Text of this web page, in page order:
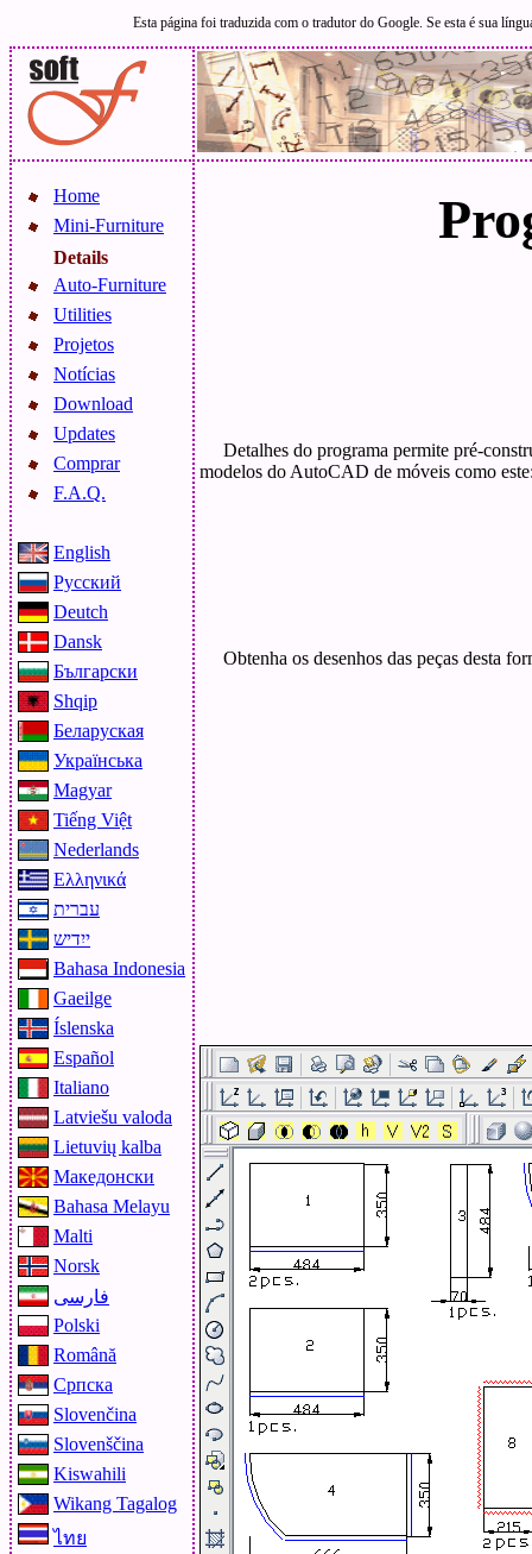
Esta página foi traduzida com o tradutor do Google. Se esta é sua
Home
Mini-Furniture
Details
Auto-Furniture
Utilities
Projetos
Notícias
Download
Updates
Comprar
F.A.Q.
English
Русский
Deutch
Dansk
Български
Shqip
Беларуская
Українська
Magyar
Tiếng Việt
Nederlands
Ελληνικά
עברית
ייִדיש
Bahasa Indonesia
Gaeilge
Íslenska
Español
Italiano
Latviešu valoda
Lietuvių kalba
Македонски
Bahasa Melayu
Malti
Norsk
فارسی
Polski
Română
Српска
Slovenčina
Slovenščina
Kiswahili
Wikang Tagalog
ไทย
Detalhes do programa permite pré-
modelos do AutoCAD de móveis como
Obtenha os desenhos das peças desta